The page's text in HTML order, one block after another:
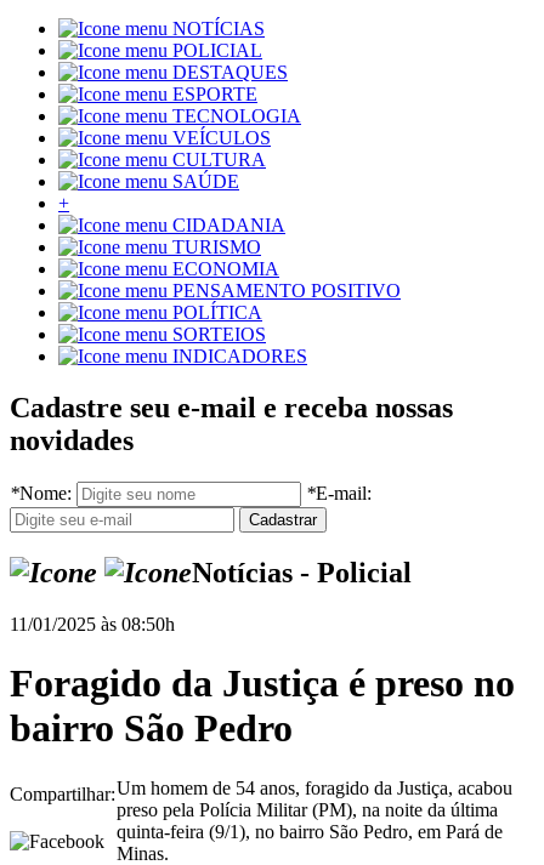
NOTÍCIAS
POLICIAL
DESTAQUES
ESPORTE
TECNOLOGIA
VEÍCULOS
CULTURA
SAÚDE
+
CIDADANIA
TURISMO
ECONOMIA
PENSAMENTO POSITIVO
POLÍTICA
SORTEIOS
INDICADORES
Cadastre seu e-mail e receba nossas
novidades
*Nome: *E-mail:
Notícias - Policial
11/01/2025 às 08:50h
Foragido da Justiça é preso no
bairro São Pedro
Compartilhar:Um homem de 54 anos, foragido da Justiça, acabou
preso pela Polícia Militar (PM), na noite da última
quinta-feira (9/1), no bairro São Pedro, em Pará de
Minas.